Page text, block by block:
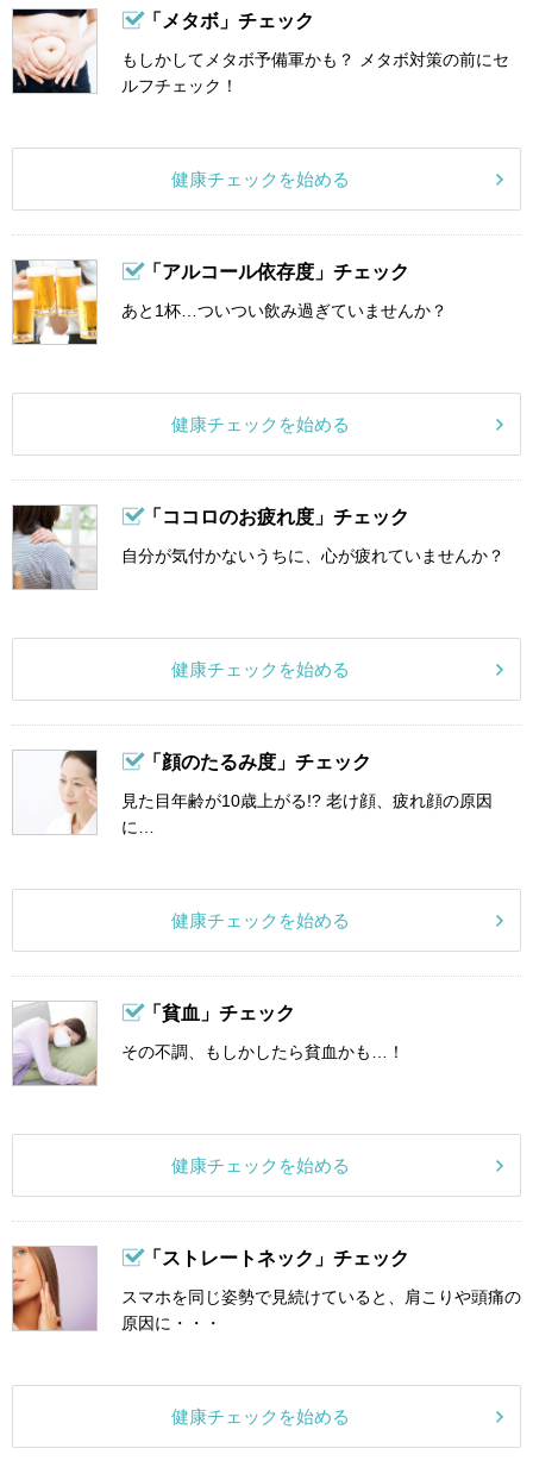
「メタボ」チェック
もしかしてメタボ予備軍かも？ メタボ対策の前にセ
ルフチェック！
健康チェックを始める
「アルコール依存度」チェック
あと1杯…ついつい飲み過ぎていませんか？
健康チェックを始める
「ココロのお疲れ度」チェック
自分が気付かないうちに、心が疲れていませんか？
健康チェックを始める
「顔のたるみ度」チェック
見た目年齢が10歳上がる!? 老け顔、疲れ顔の原因
に…
健康チェックを始める
「貧血」チェック
その不調、もしかしたら貧血かも…！
健康チェックを始める
「ストレートネック」チェック
スマホを同じ姿勢で見続けていると、肩こりや頭痛の
原因に・・・
健康チェックを始める